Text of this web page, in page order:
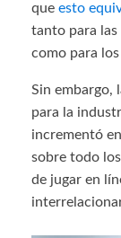
que esto
tanto para las
como para
Sin embargo,
para la
incrementó
sobre todo
de jugar en